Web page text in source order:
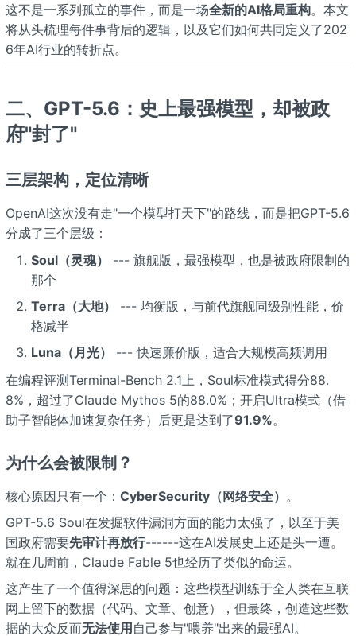
这不是一系列孤立的事件，而是一场全新的AI格局重构。本文
将从头梳理每件事背后的逻辑，以及它们如何共同定义了202
6年AI行业的转折点。
二、GPT-5.6：史上最强模型，却被政
府"封了"
三层架构，定位清晰
OpenAI这次没有走"一个模型打天下"的路线，而是把GPT-5.6
分成了三个层级：
Soul（灵魂）
--- 旗舰版，最强模型，也是被政府限制的
那个
Terra（大地）
--- 均衡版，与前代旗舰同级别性能，价
格减半
Luna（月光）
--- 快速廉价版，适合大规模高频调用
在编程评测Terminal-Bench 2.1上，Soul标准模式得分88.
8%，超过了Claude Mythos 5的88.0%；开启Ultra模式（借
助子智能体加速复杂任务）后更是达到了91.9%。
为什么会被限制？
核心原因只有一个： CyberSecurity（网络安全） 。
GPT-5.6 Soul在发掘软件漏洞方面的能力太强了，以至于美
国政府需要先审计再放行------这在AI发展史上还是头一遭。
就在几周前，Claude Fable 5也经历了类似的命运。
这产生了一个值得深思的问题：这些模型训练于全人类在互联
网上留下的数据（代码、文章、创意），但最终，创造这些数
据的大众反而无法使用自己参与"喂养"出来的最强AI。